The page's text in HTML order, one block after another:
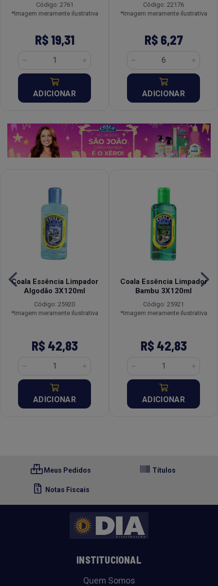
Código: 2761
*Imagem meramente ilustrativa
R$ 19,31
ADICIONAR
Código: 22176
*Imagem meramente ilustrativa
R$ 6,27
ADICIONAR
Coala Essência Limpador
Algodão 3X120ml
Código: 25920
*Imagem meramente ilustrativa
R$ 42,83
ADICIONAR
Coala Essência Limpador
Bambu 3X120ml
Código: 25921
*Imagem meramente ilustrativa
R$ 42,83
ADICIONAR
Meus Pedidos Títulos
Notas Fiscais
INSTITUCIONAL
Quem Somos